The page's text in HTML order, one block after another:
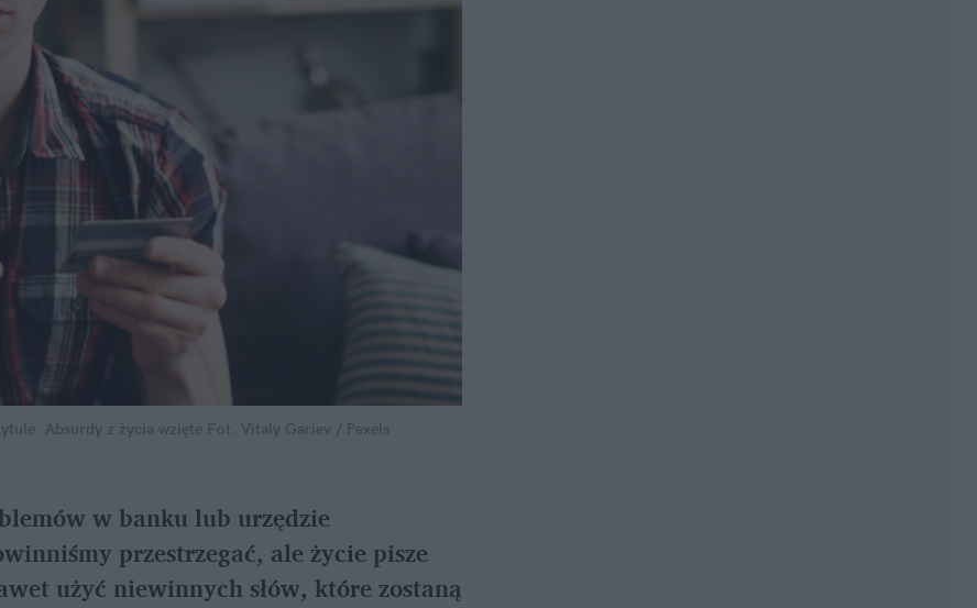
Absurdy z życia wzięte Fot. Vitaly Gariev / Pexels
w banku lub urzędzie
przestrzegać, ale życie pisze
użyć niewinnych słów, które zostaną